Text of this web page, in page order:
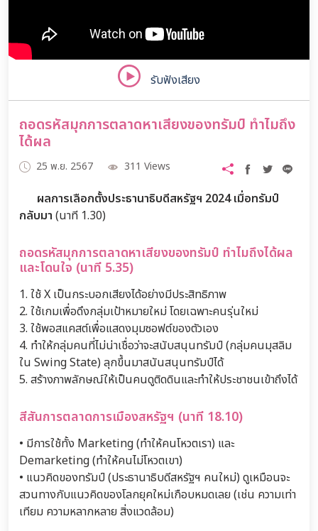
รับฟังเสียง
ถอดรหัสมุกการตลาดหาเสียงของทรัมป์ ทำไมถึง
ได้ผล
25 พ.ย. 2567 311 Views
ผลการเลือกตั้งประธานาธิบดีสหรัฐฯ 2024 เมื่อทรัมป์
กลับมา (นาที 1.30)
ถอดรหัสมุกการตลาดหาเสียงของทรัมป์ ทำไมถึงได้ผล
และโดนใจ (นาที 5.35)
1. ใช้ X เป็นกระบอกเสียงได้อย่างมีประสิทธิภาพ
2. ใช้เกมเพื่อดึงกลุ่มเป้าหมายใหม่ โดยเฉพาะคนรุ่นใหม่
3. ใช้พอสแคสต์เพื่อแสดงมุมซอฟต์ของตัวเอง
4. ทำให้กลุ่มคนที่ไม่น่าเชื่อว่าจะสนับสนุนทรัมป์ (กลุ่มคนมุสลิม
ใน Swing State) ลุกขึ้นมาสนันสนุนทรัมป์ได้
5. สร้างภาพลักษณ์ให้เป็นคนดูติดดินและทำให้ประชาชนเข้าถึงได้
สีสันการตลาดการเมืองสหรัฐฯ (นาที 18.10)
• มีการใช้ทั้ง Marketing (ทำให้คนโหวตเรา) และ
Demarketing (ทำให้คนไม่โหวตเขา)
• แนวคิดของทรัมป์ (ประธานาธิบดีสหรัฐฯ คนใหม่) ดูเหมือนจะ
สวนทางกับแนวคิดของโลกยุคใหม่เกือบหมดเลย (เช่น ความเท่า
เทียม ความหลากหลาย สิ่งแวดล้อม)